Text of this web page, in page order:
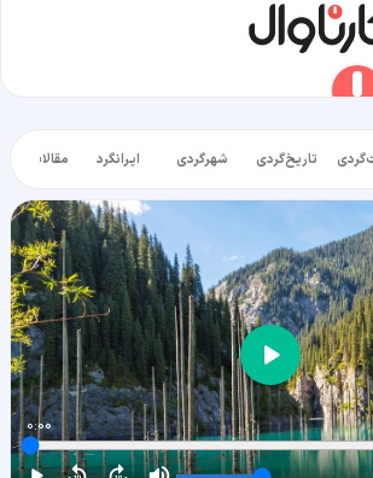
تاریخ‌گردی شهرگردی ایرانگرد مقالات
0:00